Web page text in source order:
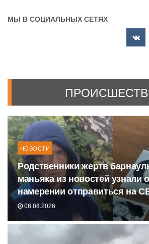
МЫ В СОЦИАЛЬНЫХ СЕТЯХ
НОВОСТИ
Родственники жертв
маньяка из новостей узнали
намерении отправиться на
06.08.2026